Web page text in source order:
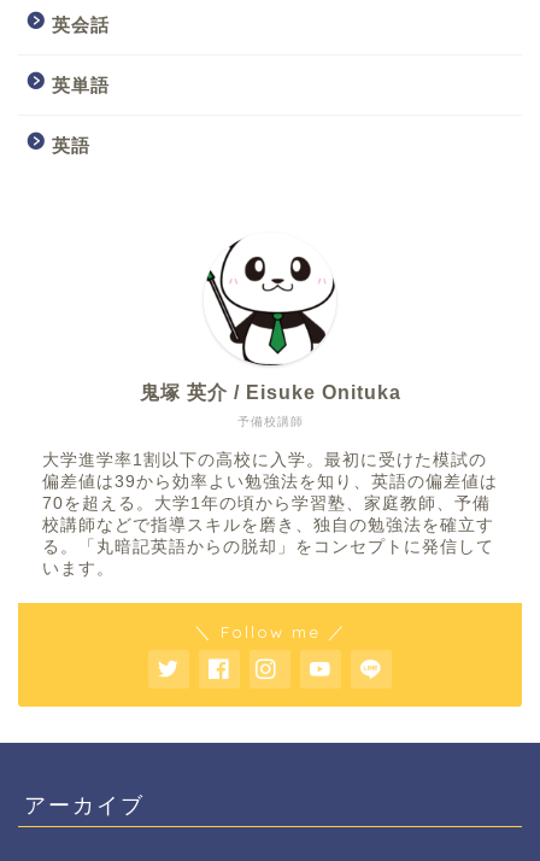
英会話
英単語
英語
予備校講師
鬼塚 英介 / Eisuke Onituka
大学進学率1割以下の高校に入学。最初に受けた模試の
偏差値は39から効率よい勉強法を知り、英語の偏差値は
70を超える。大学1年の頃から学習塾、家庭教師、予備
校講師などで指導スキルを磨き、独自の勉強法を確立す
る。「丸暗記英語からの脱却」をコンセプトに発信して
います。
＼ Follow me ／
アーカイブ